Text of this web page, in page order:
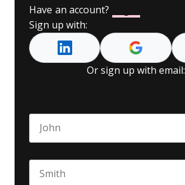
Have an account?
Sign up with:
Or sign up with email: